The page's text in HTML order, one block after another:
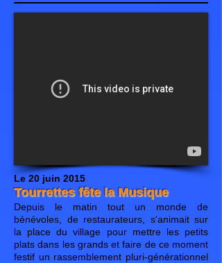
Le 20 juin 2015
Tourrettes fête la Musique
Depuis le matin tout un monde de
bénévoles, de restaurateurs, s'animait sur
la place du village pour mettre les petits
plats dans les grands et faire de ce moment
festif un rassemblement pluri-générationnel